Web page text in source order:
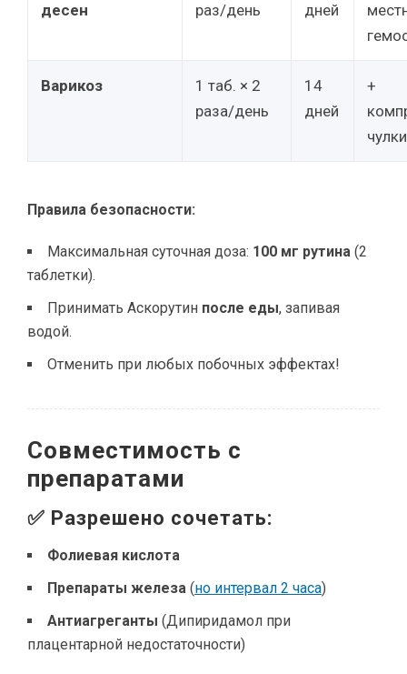
десен
раз/день
дней
Варикоз
1 таб. × 2
раза/день
14
дней
+
Правила безопасности:
Максимальная суточная доза: 100 мг рутина (2
таблетки).
Принимать Аскорутин после еды, запивая
водой.
Отменить при любых побочных эффектах!
Совместимость с
препаратами
✅ Разрешено сочетать:
Фолиевая кислота
Препараты железа (но интервал 2 часа)
Антиагреганты (Дипиридамол при
плацентарной недостаточности)